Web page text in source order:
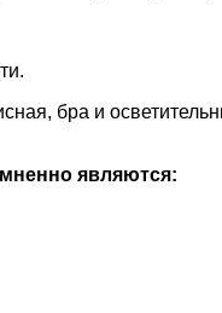
бра и
являются: